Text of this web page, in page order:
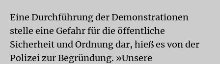
Eine Durchführung der Demonstrationen
stelle eine Gefahr für die öffentliche
Sicherheit und Ordnung dar, hieß es von der
Polizei zur Begründung. »Unsere